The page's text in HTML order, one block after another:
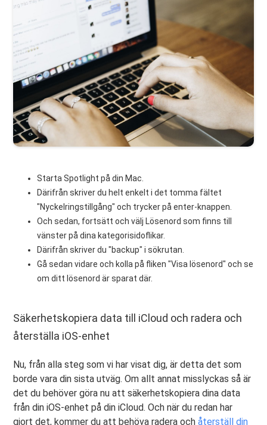
Starta Spotlight på din Mac.
Därifrån skriver du helt enkelt i det tomma fältet
"Nyckelringstillgång" och trycker på enter-knappen.
Och sedan, fortsätt och välj Lösenord som finns till
vänster på dina kategorisidoflikar.
Därifrån skriver du "backup" i sökrutan.
Gå sedan vidare och kolla på fliken "Visa lösenord" och se
om ditt lösenord är sparat där.
Säkerhetskopiera data till iCloud och radera och
återställa iOS-enhet
Nu, från alla steg som vi har visat dig, är detta det som
borde vara din sista utväg. Om allt annat misslyckas så är
det du behöver göra nu att säkerhetskopiera dina data
från din iOS-enhet på din iCloud. Och när du redan har
gjort det, kommer du att behöva radera ochåterställ din